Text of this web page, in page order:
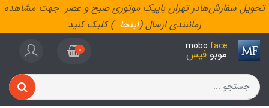
تحویل سفارش‌هادر تهران باپیک موتوری صبح و عصر جهت مشاهده
زمانبندی ارسال (اینجا..) کلیک کنید
mobo face
موبو فیس 0